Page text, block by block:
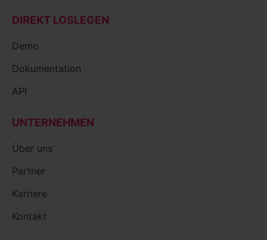
DIREKT LOSLEGEN
Demo
Dokumentation
API
UNTERNEHMEN
Über uns
Partner
Karriere
Kontakt